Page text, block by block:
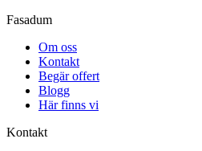
Fasadum
Om oss
Kontakt
Begär offert
Blogg
Här finns vi
Kontakt